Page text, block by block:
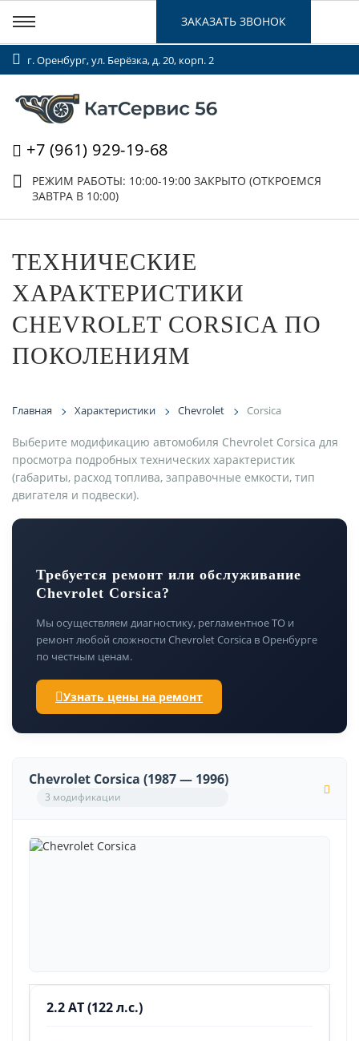
г. Оренбург, ул. Берёзка, д. 20, корп. 2
+7 (961) 929-19-68
РЕЖИМ РАБОТЫ: 10:00-19:00 ЗАКРЫТО (ОТКРОЕМСЯ
ЗАВТРА В 10:00)
ЗАКАЗАТЬ ЗВОНОК
ТЕХНИЧЕСКИЕ
ХАРАКТЕРИСТИКИ
CHEVROLET CORSICA ПО
ПОКОЛЕНИЯМ
Главная Характеристики Chevrolet Corsica
Выберите модификацию автомобиля Chevrolet Corsica для
просмотра подробных технических характеристик
(габариты, расход топлива, заправочные емкости, тип
двигателя и подвески).
Требуется ремонт или обслуживание
Chevrolet Corsica?
Мы осуществляем диагностику, регламентное ТО и
ремонт любой сложности Chevrolet Corsica в Оренбурге
по честным ценам.
Узнать цены на ремонт
Chevrolet Corsica (1987 — 1996)
3 модификации
2.2 AT (122 л.с.)